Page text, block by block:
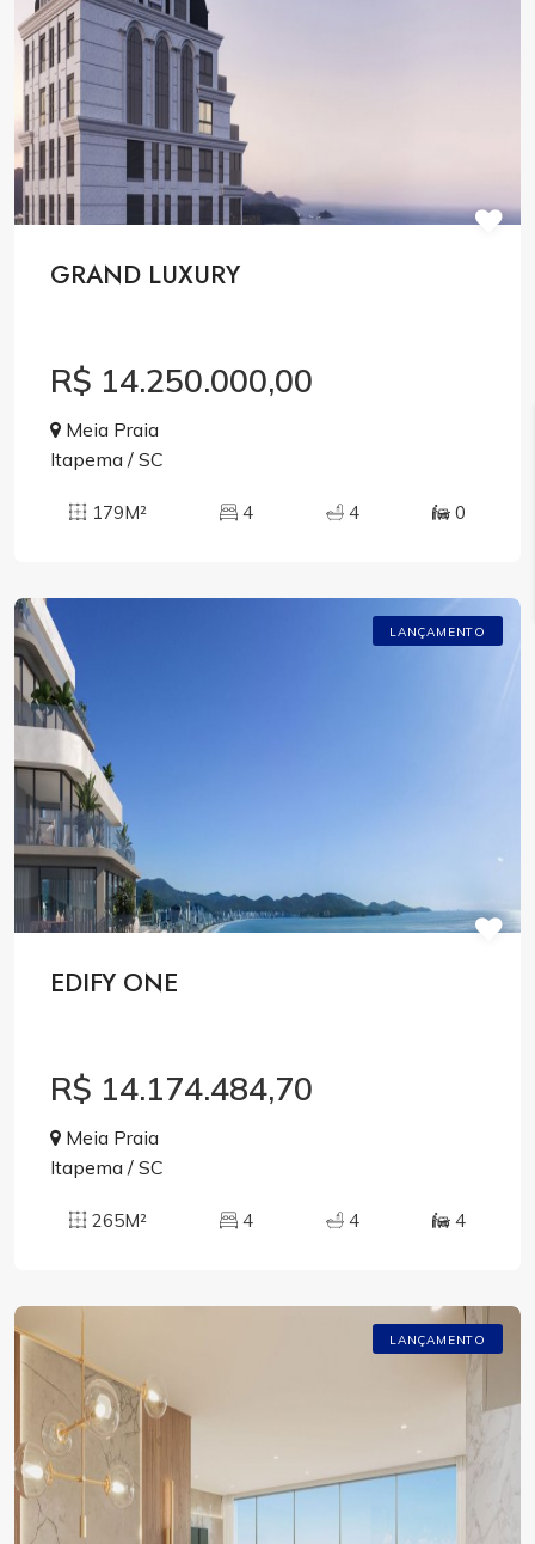
GRAND LUXURY
R$ 14.250.000,00
Meia Praia
Itapema / SC
179M² 4 4 0
LANÇAMENTO
EDIFY ONE
R$ 14.174.484,70
Meia Praia
Itapema / SC
265M² 4 4 4
LANÇAMENTO